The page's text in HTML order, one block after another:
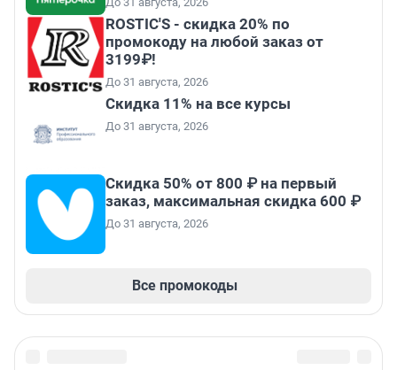
ROSTIC'S - скидка 20% по
промокоду на любой заказ от
3199₽!
До 31 августа, 2026
Скидка 11% на все курсы
До 31 августа, 2026
Скидка 50% от 800 ₽ на первый
заказ, максимальная скидка 600 ₽
До 31 августа, 2026
Все промокоды